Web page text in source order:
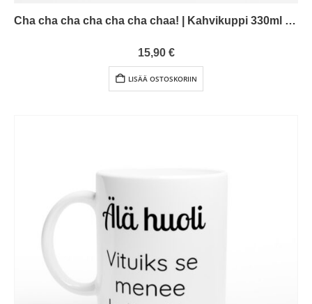
Cha cha cha cha cha cha chaa! | Kahvikuppi 330ml (0205)
0out of 5
15,90 €
LISÄÄ OSTOSKORIIN